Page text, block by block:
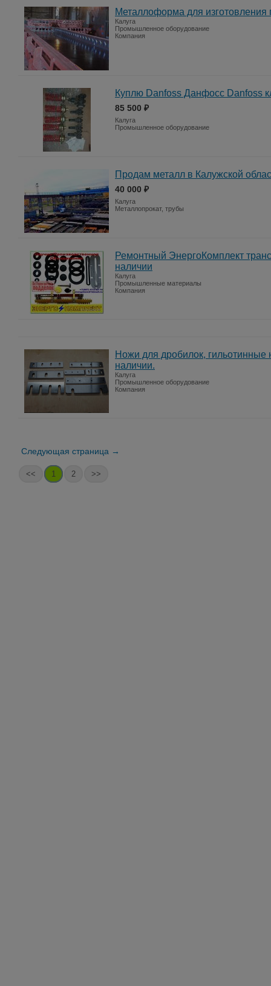
Металлоформа для изготовления
Калуга
Промышленное оборудование
Компания
Куплю Danfoss Данфосс Danfoss
85 500 ₽
Калуга
Промышленное оборудование
Продам металл в Калужской
40 000 ₽
Калуга
Металлопрокат, трубы
Ремонтный ЭнергоКомплект
наличии
Калуга
Промышленные материалы
Компания
Ножи для дробилок, гильотинные
наличии.
Калуга
Промышленное оборудование
Компания
Следующая страница →
<< 1 2 >>